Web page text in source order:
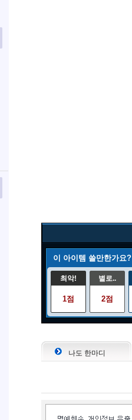
이 아이템 쓸만한가요?
최악!
1점
별로..
2점
나도 한마디